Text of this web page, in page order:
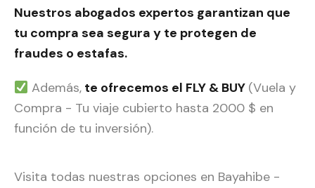
Nuestros abogados expertos garantizan que
tu compra sea segura y te protegen de
fraudes o estafas.
Además,te ofrecemos el FLY & BUY (Vuela y
Compra - Tu viaje cubierto hasta 2000 $ en
función de tu inversión).
Visita todas nuestras opciones en Bayahibe -